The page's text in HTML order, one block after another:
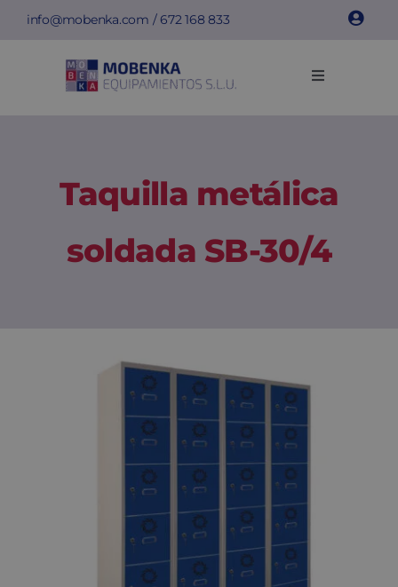
Saltar
contenido
info@mobenka.com /672 168 833
Toggle
Bancos
Instalaciones
Taquilla metálica
soldada SB-30/4